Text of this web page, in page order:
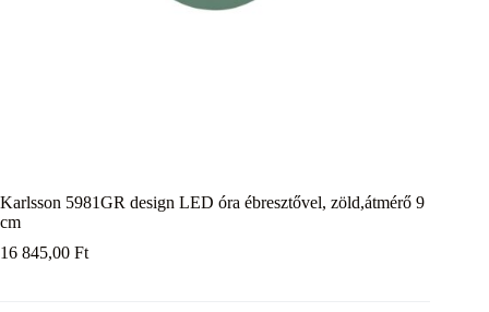
Karlsson 5981GR design LED óra ébresztővel, zöld,átmérő 9
cm
16 845,00 Ft